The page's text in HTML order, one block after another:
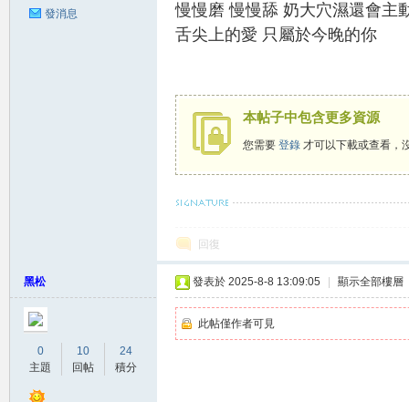
發消息
慢慢磨 慢慢舔 奶大穴濕還會主
舌尖上的愛 只屬於今晚的你
本帖子中包含更多資源
您需要 登錄 才可以下載或查看，
回復
黑松
0
主題
10
回帖
24
積分
發表於 2025-8-8 13:09:05 顯示全部樓層
此帖僅作者可見